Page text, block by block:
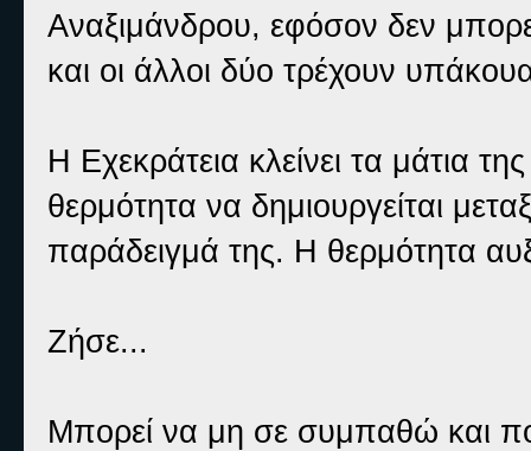
Αναξιμάνδρου, εφόσον δεν
και οι άλλοι δύο τρέχουν
Η Εχεκράτεια κλείνει τα μάτια
θερμότητα να δημιουργείται
παράδειγμά της. Η θερμότητα
Ζήσε...
Μπορεί να μη σε συμπαθώ και